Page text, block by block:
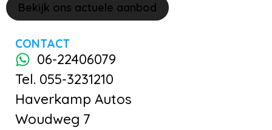
Bekijk ons actuele aanbod
CONTACT
06-22406079
Tel. 055-3231210
Haverkamp Autos
Woudweg 7